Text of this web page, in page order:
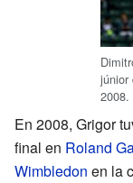
júnior
2008.
En 2008, Grigor
final en Roland
Wimbledon en la